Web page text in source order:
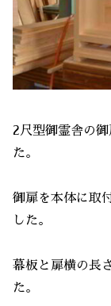
2尺型御霊舎の
た。
御扉を本体に取
した。
幕板と扉横の長
た。